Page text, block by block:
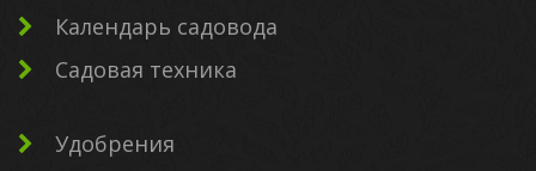
Календарь садовода
Садовая техника
Удобрения